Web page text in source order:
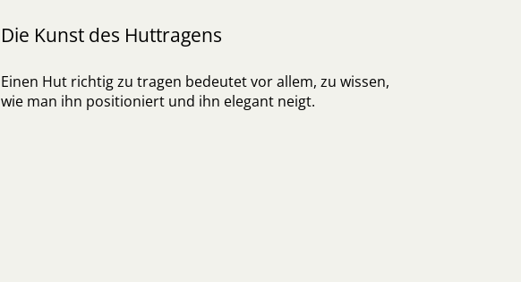
Die Kunst des Huttragens
Einen Hut richtig zu tragen bedeutet vor allem, zu wissen,
wie man ihn positioniert und ihn elegant neigt.